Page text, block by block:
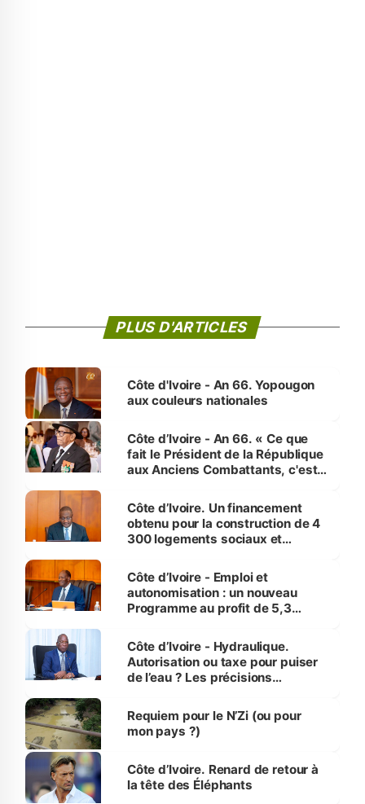
PLUS D'ARTICLES
Côte d'Ivoire - An 66. Yopougon
aux couleurs nationales
Côte d’Ivoire - An 66. « Ce que
fait le Président de la République
aux Anciens Combattants, c'est
Côte d’Ivoire. Un financement
obtenu pour la construction de 4
300 logements sociaux et
et Yamoussoukro
Côte d’Ivoire - Emploi et
autonomisation : un nouveau
Programme au profit de 5,3
Côte d’Ivoire - Hydraulique.
Autorisation ou taxe pour puiser
de l’eau ? Les précisions
Requiem pour le N’Zi (ou pour
mon pays ?)
Côte d’Ivoire. Renard de retour à
la tête des Éléphants